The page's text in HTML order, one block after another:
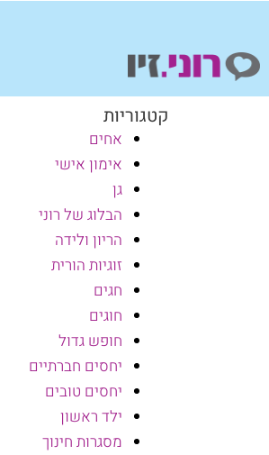
קטגוריות
אחים
אימון אישי
גן
הבלוג של רוני
הריון ולידה
זוגיות הורית
חגים
חוגים
חופש גדול
יחסים חברתיים
יחסים טובים
ילד ראשון
מסגרות חינוך